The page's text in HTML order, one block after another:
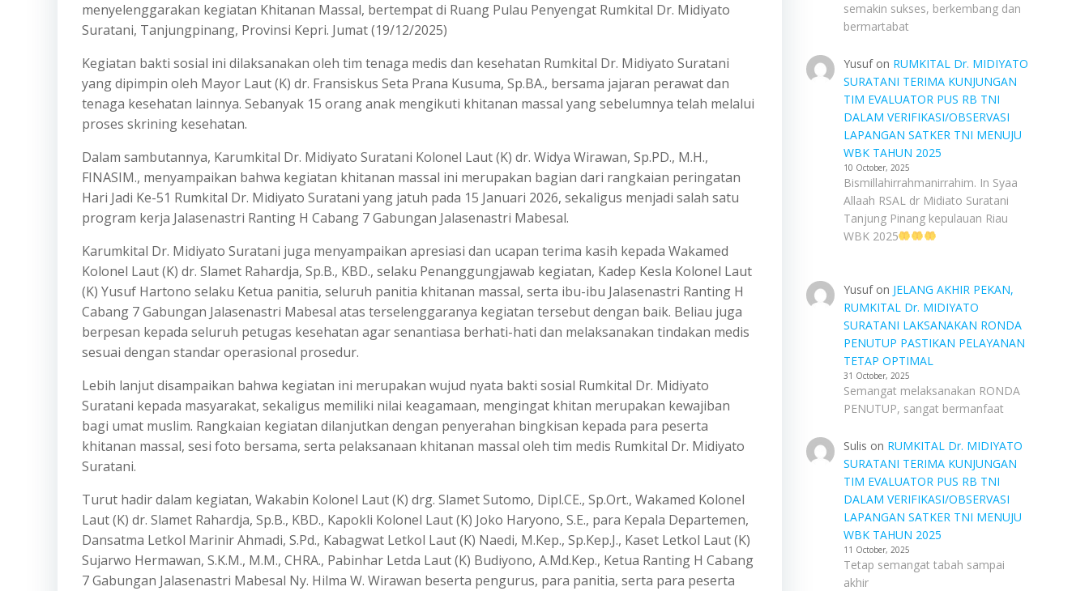
menyelenggarakan kegiatan Khitanan Massal, bertempat di Ruang Pulau Penyengat Rumkital Dr. Midiyato
Suratani, Tanjungpinang, Provinsi Kepri. Jumat (19/12/2025)
Kegiatan bakti sosial ini dilaksanakan oleh tim tenaga medis dan kesehatan Rumkital Dr. Midiyato Suratani
yang dipimpin oleh Mayor Laut (K) dr. Fransiskus Seta Prana Kusuma, Sp.BA., bersama jajaran perawat dan
tenaga kesehatan lainnya. Sebanyak 15 orang anak mengikuti khitanan massal yang sebelumnya telah melalui
proses skrining kesehatan.
Dalam sambutannya, Karumkital Dr. Midiyato Suratani Kolonel Laut (K) dr. Widya Wirawan, Sp.PD., M.H.,
FINASIM., menyampaikan bahwa kegiatan khitanan massal ini merupakan bagian dari rangkaian peringatan
Hari Jadi Ke-51 Rumkital Dr. Midiyato Suratani yang jatuh pada 15 Januari 2026, sekaligus menjadi salah satu
program kerja Jalasenastri Ranting H Cabang 7 Gabungan Jalasenastri Mabesal.
Karumkital Dr. Midiyato Suratani juga menyampaikan apresiasi dan ucapan terima kasih kepada Wakamed
Kolonel Laut (K) dr. Slamet Rahardja, Sp.B., KBD., selaku Penanggungjawab kegiatan, Kadep Kesla Kolonel Laut
(K) Yusuf Hartono selaku Ketua panitia, seluruh panitia khitanan massal, serta ibu-ibu Jalasenastri Ranting H
Cabang 7 Gabungan Jalasenastri Mabesal atas terselenggaranya kegiatan tersebut dengan baik. Beliau juga
berpesan kepada seluruh petugas kesehatan agar senantiasa berhati-hati dan melaksanakan tindakan medis
sesuai dengan standar operasional prosedur.
Lebih lanjut disampaikan bahwa kegiatan ini merupakan wujud nyata bakti sosial Rumkital Dr. Midiyato
Suratani kepada masyarakat, sekaligus memiliki nilai keagamaan, mengingat khitan merupakan kewajiban
bagi umat muslim. Rangkaian kegiatan dilanjutkan dengan penyerahan bingkisan kepada para peserta
khitanan massal, sesi foto bersama, serta pelaksanaan khitanan massal oleh tim medis Rumkital Dr. Midiyato
Suratani.
Turut hadir dalam kegiatan, Wakabin Kolonel Laut (K) drg. Slamet Sutomo, Dipl.CE., Sp.Ort., Wakamed Kolonel
Laut (K) dr. Slamet Rahardja, Sp.B., KBD., Kapokli Kolonel Laut (K) Joko Haryono, S.E., para Kepala Departemen,
Dansatma Letkol Marinir Ahmadi, S.Pd., Kabagwat Letkol Laut (K) Naedi, M.Kep., Sp.Kep.J., Kaset Letkol Laut (K)
Sujarwo Hermawan, S.K.M., M.M., CHRA., Pabinhar Letda Laut (K) Budiyono, A.Md.Kep., Ketua Ranting H Cabang
7 Gabungan Jalasenastri Mabesal Ny. Hilma W. Wirawan beserta pengurus, para panitia, serta para peserta
semakin sukses, berkembang dan
bermartabat
Yusufon RUMKITAL Dr. MIDIYATO
SURATANI TERIMA KUNJUNGAN
TIM EVALUATOR PUS RB TNI
DALAM VERIFIKASI/OBSERVASI
LAPANGAN SATKER TNI MENUJU
WBK TAHUN 2025
10 October, 2025
Bismillahirrahmanirrahim. In Syaa
Allaah RSAL dr Midiato Suratani
Tanjung Pinang kepulauan Riau
WBK 2025
Yusufon JELANG AKHIR PEKAN,
RUMKITAL Dr. MIDIYATO
SURATANI LAKSANAKAN RONDA
PENUTUP PASTIKAN PELAYANAN
TETAP OPTIMAL
31 October, 2025
Semangat melaksanakan RONDA
PENUTUP, sangat bermanfaat
Sulis on RUMKITAL Dr. MIDIYATO
SURATANI TERIMA KUNJUNGAN
TIM EVALUATOR PUS RB TNI
DALAM VERIFIKASI/OBSERVASI
LAPANGAN SATKER TNI MENUJU
WBK TAHUN 2025
11 October, 2025
Tetap semangat tabah sampai
akhir